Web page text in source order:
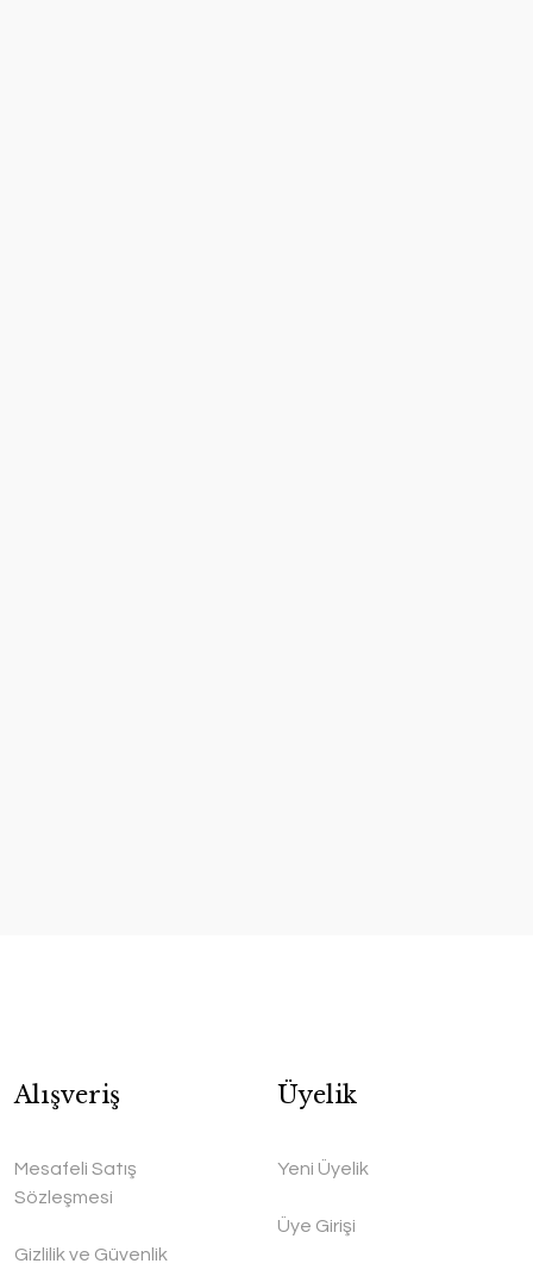
Alışveriş
Mesafeli Satış
Sözleşmesi
Gizlilik ve Güvenlik
Üyelik
Yeni Üyelik
Üye Girişi